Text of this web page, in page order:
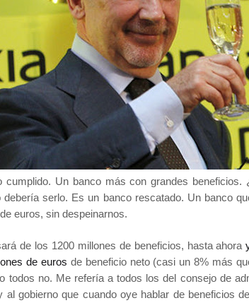
cumplido. Un banco más con grandes
serlo. Es un banco rescatado. Un banco
euros, sin despeinarnos.
de los 1200 millones de beneficios, hasta ahora
de euros de beneficio neto (casi un 8% más
todos no. Me refería a todos los del consejo de
al gobierno que cuando oye hablar de beneficios